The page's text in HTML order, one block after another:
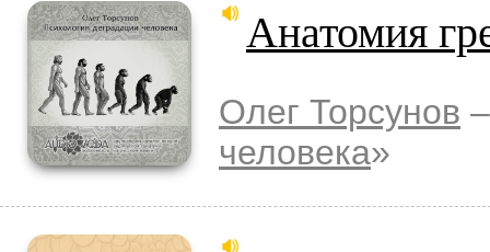
Анатомия
Олег Торсунов
человека»